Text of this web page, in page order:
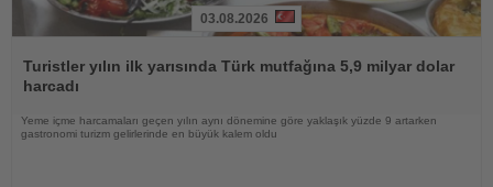
Oku
03.08.2026
Turistler yılın ilk yarısında Türk mutfağına 5,9 milyar dolar
harcadı
Yeme içme harcamaları geçen yılın aynı dönemine göre yaklaşık yüzde 9 artarken
gastronomi turizm gelirlerinde en büyük kalem oldu